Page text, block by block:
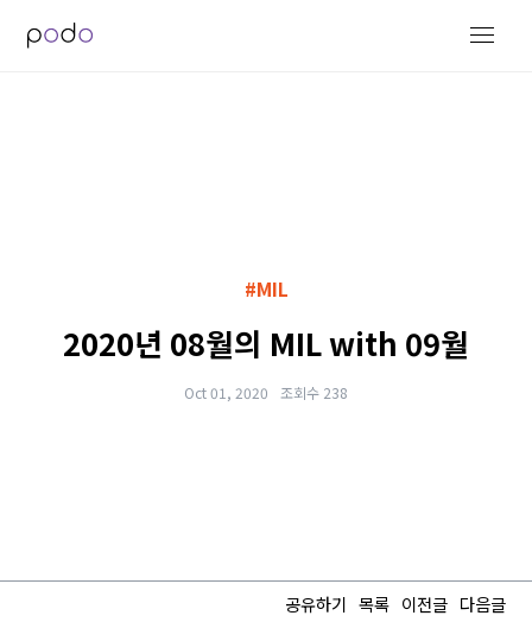
#MIL
2020년 08월의 MIL with 09월
Oct 01, 2020 조회수 238
공유하기 목록 이전글 다음글